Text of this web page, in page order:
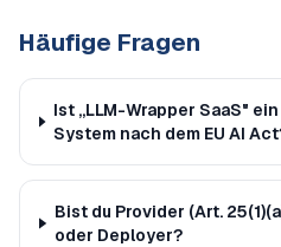
Häufige Fragen
Ist „LLM-Wrapper SaaS"
System nach dem EU AI
Bist du Provider (Art.
oder Deployer?